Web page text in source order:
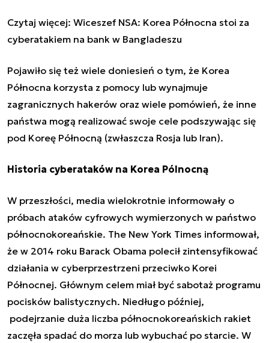
Czytaj więcej: Wiceszef NSA: Korea Północna stoi za
cyberatakiem na bank w Bangladeszu
Pojawiło się też wiele doniesień o tym, że Korea
Północna korzysta z pomocy lub wynajmuje
zagranicznych hakerów oraz wiele pomówień, że inne
państwa mogą realizować swoje cele podszywając się
pod Koreę Północną (zwłaszcza Rosja lub Iran).
Historia cyberataków na Korea Pólnocną
W przeszłości, media wielokrotnie informowały o
próbach ataków cyfrowych wymierzonych w państwo
północnokoreańskie. The New York Times informował,
że w 2014 roku Barack Obama polecił zintensyfikować
działania w cyberprzestrzeni przeciwko Korei
Północnej. Głównym celem miał być sabotaż programu
pocisków balistycznych. Niedługo później,
podejrzanie duża liczba północnokoreańskich rakiet
zaczęła spadać do morza lub wybuchać po starcie. W